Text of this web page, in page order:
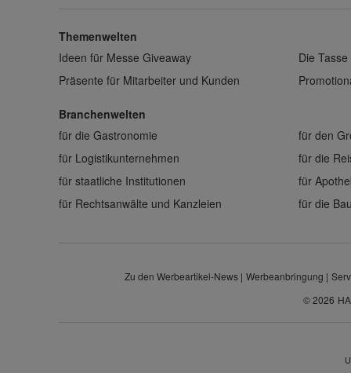
Themenwelten
Ideen für Messe Giveaway
Die
Präsente für Mitarbeiter und Kunden
Branchenwelten
für die Gastronomie
für den
für Logistikunternehmen
für die
für staatliche Institutionen
für
für Rechtsanwälte und Kanzleien
für die
Zu den Werbeartikel-News Werbeanbringung
© 2026